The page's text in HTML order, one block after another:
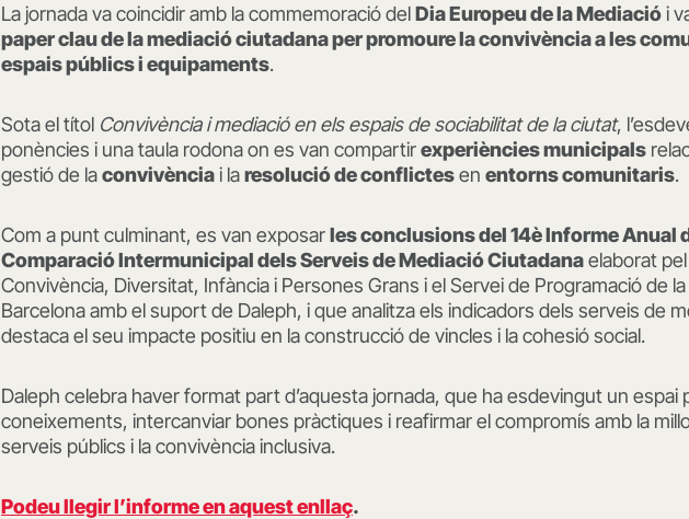
La jornada va coincidir amb la commemoració delDia Europeu de la Mediaciói
paper clau de la mediació ciutadana per promoure la convivència a les
espais públics i equipaments.
Sota el títol Convivència i mediació en els espais de sociabilitat de la ciutat,
ponències i una taula rodona on es van compartirexperiències municipals
gestió de laconvivènciai laresolució de conflictesen entorns comunitaris.
Com a punt culminant, es van exposarles conclusions del 14è Informe Anual
Comparació Intermunicipal dels Serveis de Mediació Ciutadanaelaborat
Convivència, Diversitat, Infància i Persones Grans i el Servei de Programació de
Barcelona amb el suport de Daleph, i que analitza els indicadors dels serveis de
destaca el seu impacte positiu en la construcció de vincles i la cohesió social.
Daleph celebra haver format part d’aquesta jornada, que ha esdevingut un espai
coneixements, intercanviar bones pràctiques i reafirmar el compromís amb la
serveis públics i la convivència inclusiva.
Podeu llegir l’informe en aquest enllaç.